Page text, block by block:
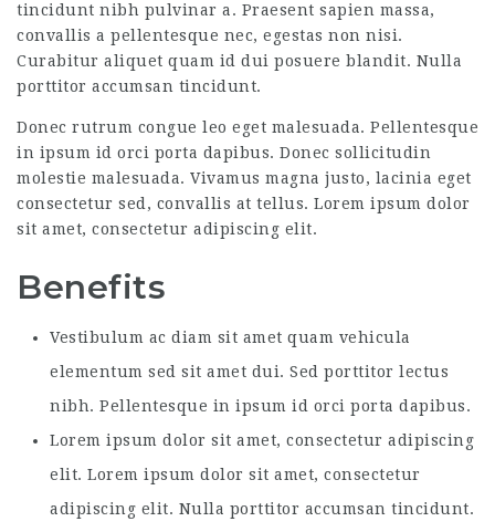
tincidunt nibh pulvinar a. Praesent sapien massa,
convallis a pellentesque nec, egestas non nisi.
Curabitur aliquet quam id dui posuere blandit. Nulla
porttitor accumsan tincidunt.
Donec rutrum congue leo eget malesuada. Pellentesque
in ipsum id orci porta dapibus. Donec sollicitudin
molestie malesuada. Vivamus magna justo, lacinia eget
consectetur sed, convallis at tellus. Lorem ipsum dolor
sit amet, consectetur adipiscing elit.
Benefits
Vestibulum ac diam sit amet quam vehicula
elementum sed sit amet dui. Sed porttitor lectus
nibh. Pellentesque in ipsum id orci porta dapibus.
Lorem ipsum dolor sit amet, consectetur adipiscing
elit. Lorem ipsum dolor sit amet, consectetur
adipiscing elit. Nulla porttitor accumsan tincidunt.